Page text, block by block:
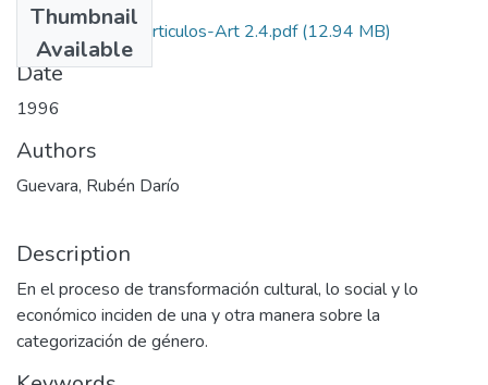
Thumbnail
Available
1996-V14-N2-Articulos-Art 2.4.pdf(12.94 MB)
Date
1996
Authors
Guevara, Rubén Darío
Description
En el proceso de transformación cultural, lo social y lo
económico inciden de una y otra manera sobre la
categorización de género.